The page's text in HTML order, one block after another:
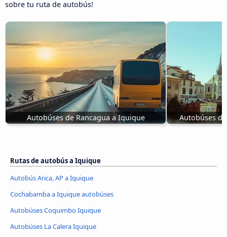
sobre tu ruta de autobús!
Autobúses de Rancagua a Iquique Autobúses
Rutas de autobús a Iquique
Autobús Arica, AP a Iquique
Cochabamba a Iquique autobúses
Autobúses Coquimbo Iquique
Autobúses La Calera Iquique